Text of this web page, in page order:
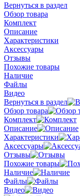
Вернуться в раздел
Обзор товара
Комплект
Описание
Характеристики
Аксессуары
Отзывы
Похожие товары
Наличие
Файлы
Видео
Вернуться в раздел
Обзор товара
Комплект
Описание
Характеристики
Аксессуары
Отзывы
Похожие товары
Наличие
Файлы
Видео